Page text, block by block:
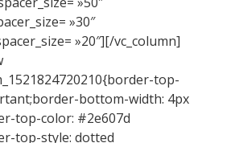
»30″
»20″][/vc_column]
top-
bottom-width: 4px
top-color: #2e607d
top-style: dotted